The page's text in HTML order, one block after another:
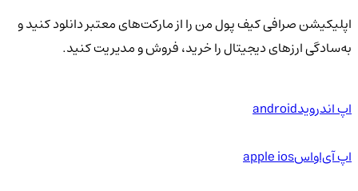
اپلیکیشن صرافی کیف پول من را از مارکت‌های معتبر دانلود کنید و
به‌سادگی ارزهای دیجیتال را خرید، فروش و مدیریت کنید.
اپ اندرویدandroid
اپ آی‌او‌اسapple ios